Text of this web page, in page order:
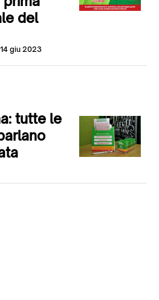
del
14 giu 2023
tutte le